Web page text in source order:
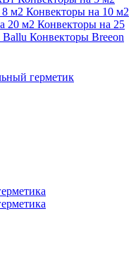
м2 Конвекторы на 10 м2
20 м2 Конвекторы на 25
Ballu Конвекторы Breeon
герметик